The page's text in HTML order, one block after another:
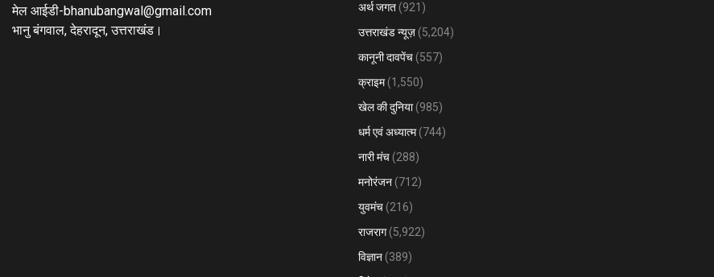
मेल आईडी-bhanubangwal@gmail.com
भानु बंगवाल, देहरादून, उत्तराखंड।
अर्थ जगत (921)
उत्तराखंड न्यूज़ (5,204)
कानूनी दावपेंच (557)
क्राइम(1,550)
खेल की दुनिया(985)
धर्म एवं अध्यात्म(744)
नारी मंच (288)
मनोरंजन (712)
युवमंच (216)
राजराग(5,922)
विज्ञान (389)